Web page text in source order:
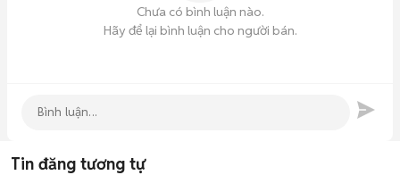
Chưa có bình luận nào.
Hãy để lại bình luận cho người bán.
Tin đăng tương tự